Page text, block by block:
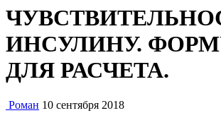
ИНСУЛИНУ.
ДЛЯ РАСЧЕТА.
Роман 10 сентября 2018